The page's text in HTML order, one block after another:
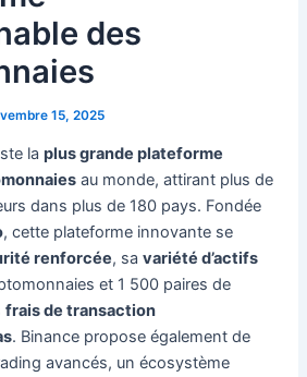
des
15, 2025
laplus grande plateforme
au monde, attirant plus de
dans plus de 180 pays. Fondée
, cette plateforme innovante se
renforcée, savariété d’actifs
et 1 500 paires de
frais de transaction
. Binance propose également de
avancés, un écosystème